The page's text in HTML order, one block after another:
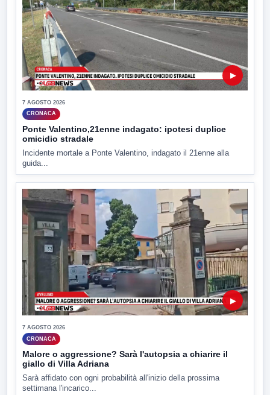
▶
7 AGOSTO 2026
CRONACA
Ponte Valentino,21enne indagato: ipotesi duplice
omicidio stradale
Incidente mortale a Ponte Valentino, indagato il 21enne alla
guida...
▶
7 AGOSTO 2026
CRONACA
Malore o aggressione? Sarà l'autopsia a chiarire il
giallo di Villa Adriana
Sarà affidato con ogni probabilità all'inizio della prossima
settimana l'incarico...